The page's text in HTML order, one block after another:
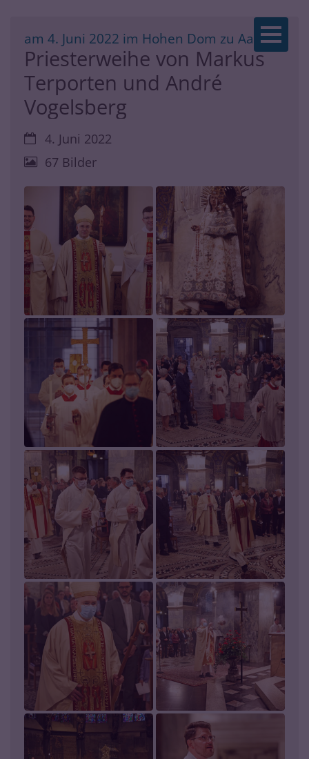
am 4. Juni 2022 im Hohen Dom zu Aachen
Priesterweihe von Markus
Terporten und André
Vogelsberg
Datum:4. Juni 2022
67 Bilder